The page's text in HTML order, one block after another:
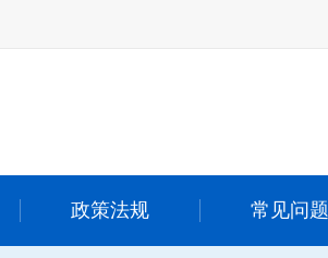
政策法规 常见问题